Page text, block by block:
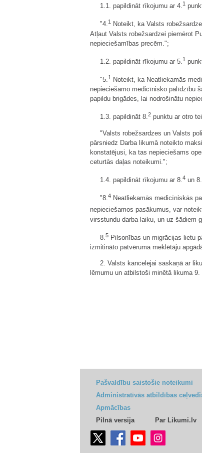
1.1. papildināt rīkojumu ar 4.1
"4.1
Noteikt, ka Valsts
Atļaut Valsts robežsardzei piemērot
nepieciešamības precēm.";
1.2. papildināt rīkojumu ar 5. 1
"5.1
Noteikt, ka Neatliekamās
nepieciešamo medicīnisko palīdzību
papildu brigādes, lai nodrošinātu
1.3. papildināt 8.2 punktu ar otro
"Valsts robežsardzes un Valsts
pārsniedz Darba likumā noteikto
konstatējusi, ka tas nepieciešams
ceturtās daļas noteikumi.";
1.4. papildināt rīkojumu ar 8. 4 un 8.
"8.4 Neatliekamās medicīniskās
nepieciešamos pasākumus, var
virsstundu darba laiku, un uz šādiem
8. 5 Pilsonības un migrācijas lietu
izmitināto patvēruma meklētāju
2. Valsts kancelejai saskaņā ar
lēmumu un atbilstoši minētā likuma
Pašvaldību saistošie noteikumi
Administratīvās atbildības
Apmācības
Pilnā versija
Par Likumi.lv